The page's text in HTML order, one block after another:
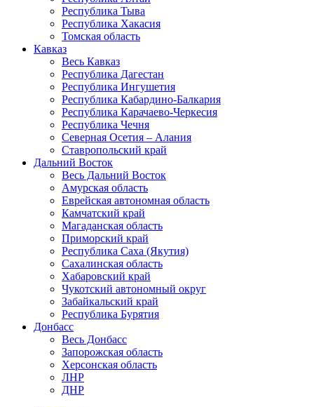
Республика Тыва
Республика Хакасия
Томская область
Кавказ
Весь Кавказ
Республика Дагестан
Республика Ингушетия
Республика Кабардино-Балкария
Республика Карачаево-Черкесия
Республика Чечня
Северная Осетия – Алания
Ставропольский край
Дальний Восток
Весь Дальний Восток
Амурская область
Еврейская автономная область
Камчатский край
Магаданская область
Приморский край
Республика Саха (Якутия)
Сахалинская область
Хабаровский край
Чукотский автономный округ
Забайкальский край
Республика Бурятия
Донбасс
Весь Донбасс
Запорожская область
Херсонская область
ЛНР
ДНР